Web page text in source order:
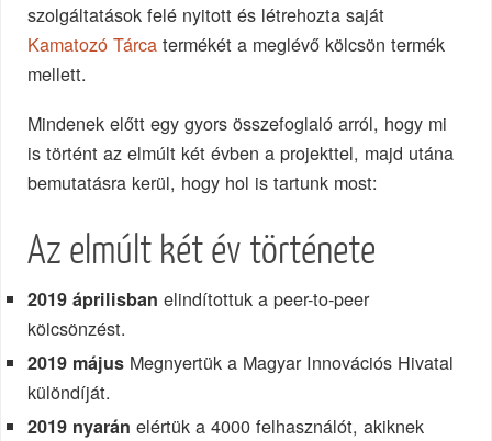
szolgáltatások felé nyitott és létrehozta saját
Kamatozó Tárca termékét a meglévő kölcsön termék
mellett.
Mindenek előtt egy gyors összefoglaló arról, hogy mi
is történt az elmúlt két évben a projekttel, majd utána
bemutatásra kerül, hogy hol is tartunk most:
Az elmúlt két év története
2019 áprilisban elindítottuk a peer-to-peer
kölcsönzést.
2019 május Megnyertük a Magyar Innovációs Hivatal
különdíját.
2019 nyarán elértük a 4000 felhasználót, akiknek